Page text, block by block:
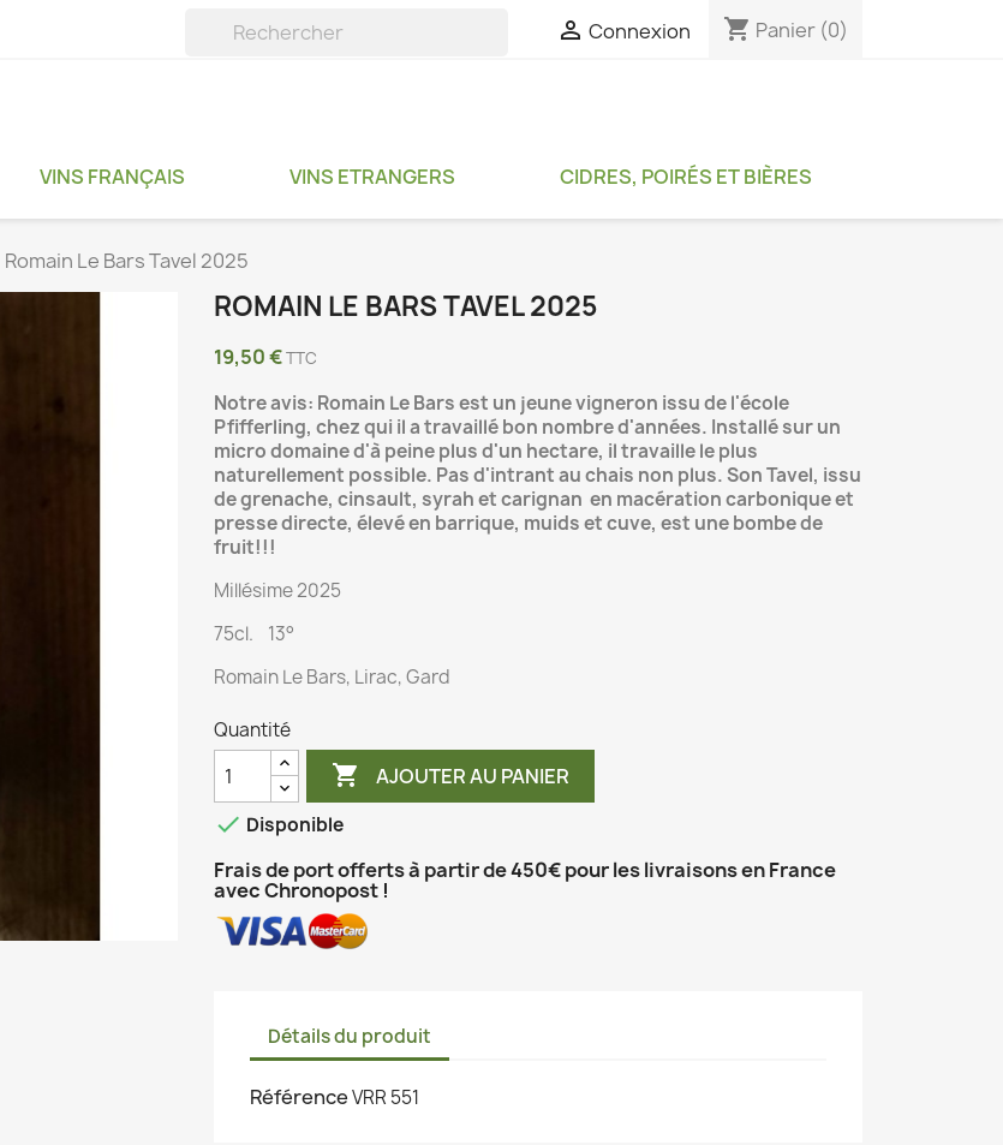
 Connexion shopping_cart Panier (0)
VINS FRANÇAIS VINS ETRANGERS CIDRES, POIRÉS ET BIÈRES
Romain Le Bars Tavel 2025
ROMAIN LE BARS TAVEL 2025
19,50 €TTC
Notre avis: Romain Le Bars est un jeune vigneron issu de l'école
Pfifferling, chez qui il a travaillé bon nombre d'années. Installé sur un
micro domaine d'à peine plus d'un hectare, il travaille le plus
naturellement possible. Pas d'intrant au chais non plus. Son Tavel, issu
de grenache, cinsault, syrah et carignan en macération carbonique et
presse directe, élevé en barrique, muids et cuve, est une bombe de
fruit!!!
Millésime 2025
75cl. 13°
Romain Le Bars, Lirac, Gard
Quantité
 AJOUTER AU PANIER
 Disponible
Frais de port offerts à partir de 450€ pour les livraisons en France
avec Chronopost !
Détails du produit
RéférenceVRR 551